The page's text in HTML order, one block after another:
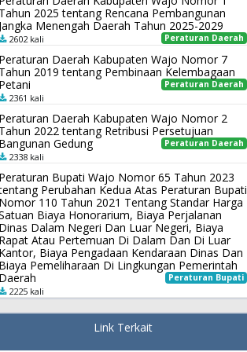
2025 tentang Rencana Pembangunan
Menengah Daerah Tahun 2025-2029
Peraturan Daerah
2602 kali
Daerah Kabupaten Wajo Nomor 7
2019 tentang Pembinaan Kelembagaan
Peraturan Daerah
2361 kali
Daerah Kabupaten Wajo Nomor 2
2022 tentang Retribusi Persetujuan
Gedung
Peraturan Daerah
2338 kali
Bupati Wajo Nomor 65 Tahun 2023
Perubahan Kedua Atas Peraturan Bupati
110 Tahun 2021 Tentang Standar Harga
Biaya Honorarium, Biaya Perjalanan
Dalam Negeri Dan Luar Negeri, Biaya
Atau Pertemuan Di Dalam Dan Di Luar
Biaya Pengadaan Kendaraan Dinas Dan
Pemeliharaan Di Lingkungan Pemerintah
Peraturan Bupati
2225 kali
Link Terkait